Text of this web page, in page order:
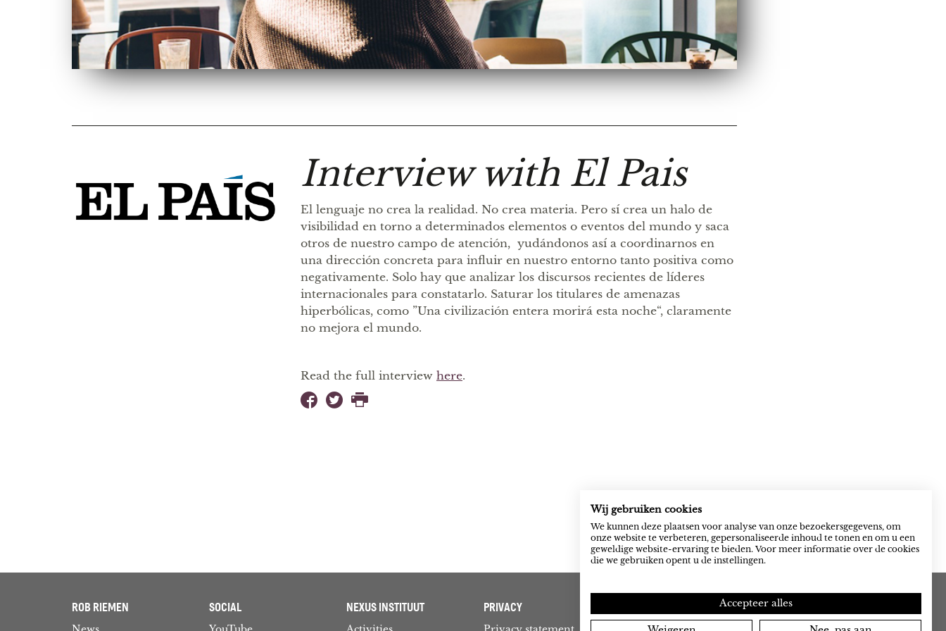
Interview with El Pais
El lenguaje no crea la realidad. No crea materia. Pero sí crea un halo de
visibilidad en torno a determinados elementos o eventos del mundo y saca
otros de nuestro campo de atención, yudándonos así a coordinarnos en
una dirección concreta para influir en nuestro entorno tanto positiva como
negativamente. Solo hay que analizar los discursos recientes de líderes
internacionales para constatarlo. Saturar los titulares de amenazas
hiperbólicas, como ”Una civilización entera morirá esta noche“, claramente
no mejora el mundo.
Read the full interview here.
ROB RIEMEN SOCIAL NEXUS INSTITUUT PRIVACY
Wij gebruiken cookies
We kunnen deze plaatsen voor analyse van onze bezoekersgegevens, om
onze website te verbeteren, gepersonaliseerde inhoud te tonen en om u een
geweldige website-ervaring te bieden. Voor meer informatie over de cookies
die we gebruiken opent u de instellingen.
Accepteer alles